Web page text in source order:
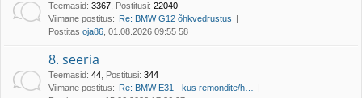
Teemasid: 3367 Postitusi: 22040
Viimane postitus: Re: BMW G12 õhkvedrustus
Postitas oja86 , 01.08.2026 09:55 58
8. seeria
Teemasid: 44 Postitusi: 344
Viimane postitus: Re: BMW E31 - kus remondite/h…